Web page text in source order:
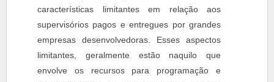
características limitantes em relação aos
supervisórios pagos e entregues por grandes
empresas desenvolvedoras. Esses aspectos
limitantes, geralmente estão naquilo que
envolve os recursos para programação e